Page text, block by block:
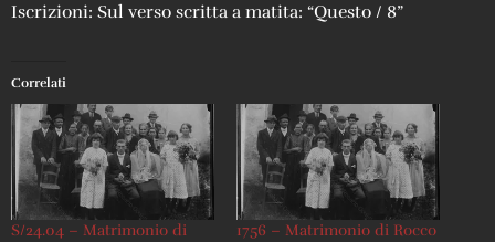
Iscrizioni: Sul verso scritta a matita: “Questo / 8”
Correlati
S/24.04 – Matrimonio di
1756 – Matrimonio di Rocco